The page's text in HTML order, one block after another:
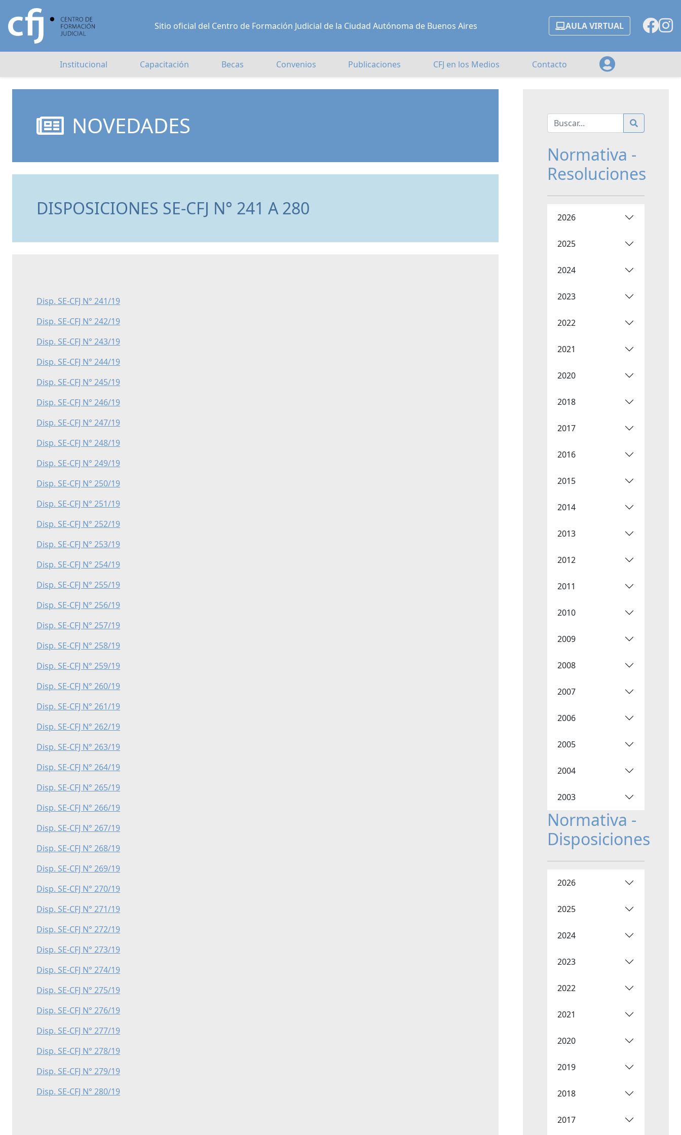
Sitio oficial del Centro de Formación Judicial de la Ciudad Autónoma de Buenos Aires AULA VIRTUAL
Institucional Capacitación Becas Convenios Publicaciones CFJ en los Medios Contacto
NOVEDADES
DISPOSICIONES SE-CFJ N° 241 A 280
Disp. SE-CFJ N° 241/19
Disp. SE-CFJ N° 242/19
Disp. SE-CFJ N° 243/19
Disp. SE-CFJ N° 244/19
Disp. SE-CFJ N° 245/19
Disp. SE-CFJ N° 246/19
Disp. SE-CFJ N° 247/19
Disp. SE-CFJ N° 248/19
Disp. SE-CFJ N° 249/19
Disp. SE-CFJ N° 250/19
Disp. SE-CFJ N° 251/19
Disp. SE-CFJ N° 252/19
Disp. SE-CFJ N° 253/19
Disp. SE-CFJ N° 254/19
Disp. SE-CFJ N° 255/19
Disp. SE-CFJ N° 256/19
Disp. SE-CFJ N° 257/19
Disp. SE-CFJ N° 258/19
Disp. SE-CFJ N° 259/19
Disp. SE-CFJ N° 260/19
Disp. SE-CFJ N° 261/19
Disp. SE-CFJ N° 262/19
Disp. SE-CFJ N° 263/19
Disp. SE-CFJ N° 264/19
Disp. SE-CFJ N° 265/19
Disp. SE-CFJ N° 266/19
Disp. SE-CFJ N° 267/19
Disp. SE-CFJ N° 268/19
Disp. SE-CFJ N° 269/19
Disp. SE-CFJ N° 270/19
Disp. SE-CFJ N° 271/19
Disp. SE-CFJ N° 272/19
Disp. SE-CFJ N° 273/19
Disp. SE-CFJ N° 274/19
Disp. SE-CFJ N° 275/19
Disp. SE-CFJ N° 276/19
Disp. SE-CFJ N° 277/19
Disp. SE-CFJ N° 278/19
Disp. SE-CFJ N° 279/19
Disp. SE-CFJ N° 280/19
Normativa -
Resoluciones
2026
2025
2024
2023
2022
2021
2020
2018
2017
2016
2015
2014
2013
2012
2011
2010
2009
2008
2007
2006
2005
2004
2003
Normativa -
Disposiciones
2026
2025
2024
2023
2022
2021
2020
2019
2018
2017